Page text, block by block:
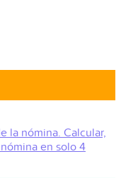
la nómina. Calcular,
en solo 4